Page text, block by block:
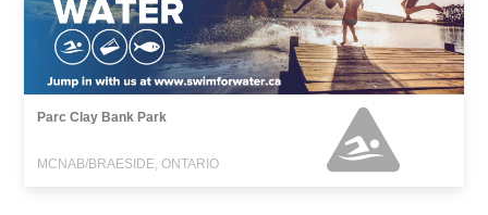
Parc Clay Bank Park
MCNAB/BRAESIDE, ONTARIO